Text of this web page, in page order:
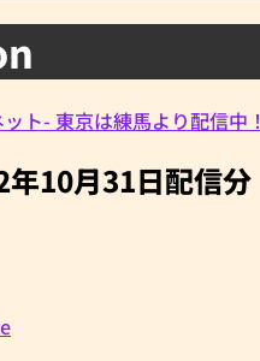
ト- 東京は練馬より配信中！
年10月31日配信分